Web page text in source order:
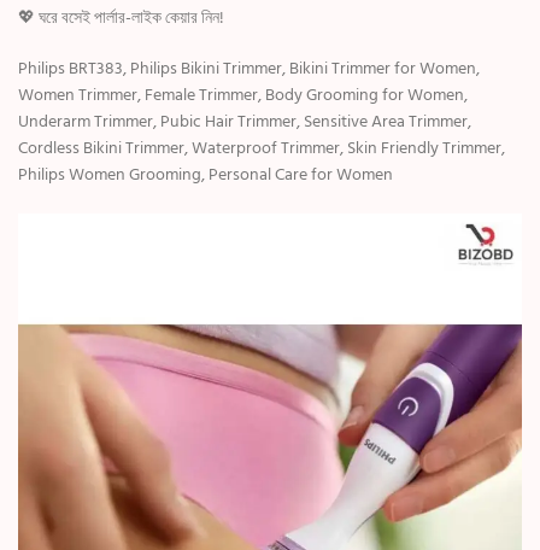
💖 ঘরে বসেই পার্লার-লাইক কেয়ার নিন!
Philips BRT383, Philips Bikini Trimmer, Bikini Trimmer for Women,
Women Trimmer, Female Trimmer, Body Grooming for Women,
Underarm Trimmer, Pubic Hair Trimmer, Sensitive Area Trimmer,
Cordless Bikini Trimmer, Waterproof Trimmer, Skin Friendly Trimmer,
Philips Women Grooming, Personal Care for Women